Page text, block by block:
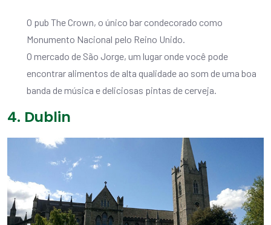
O pub The Crown, o único bar condecorado como
Monumento Nacional pelo Reino Unido.
O mercado de São Jorge, um lugar onde você pode
encontrar alimentos de alta qualidade ao som de uma boa
banda de música e deliciosas pintas de cerveja.
4. Dublin